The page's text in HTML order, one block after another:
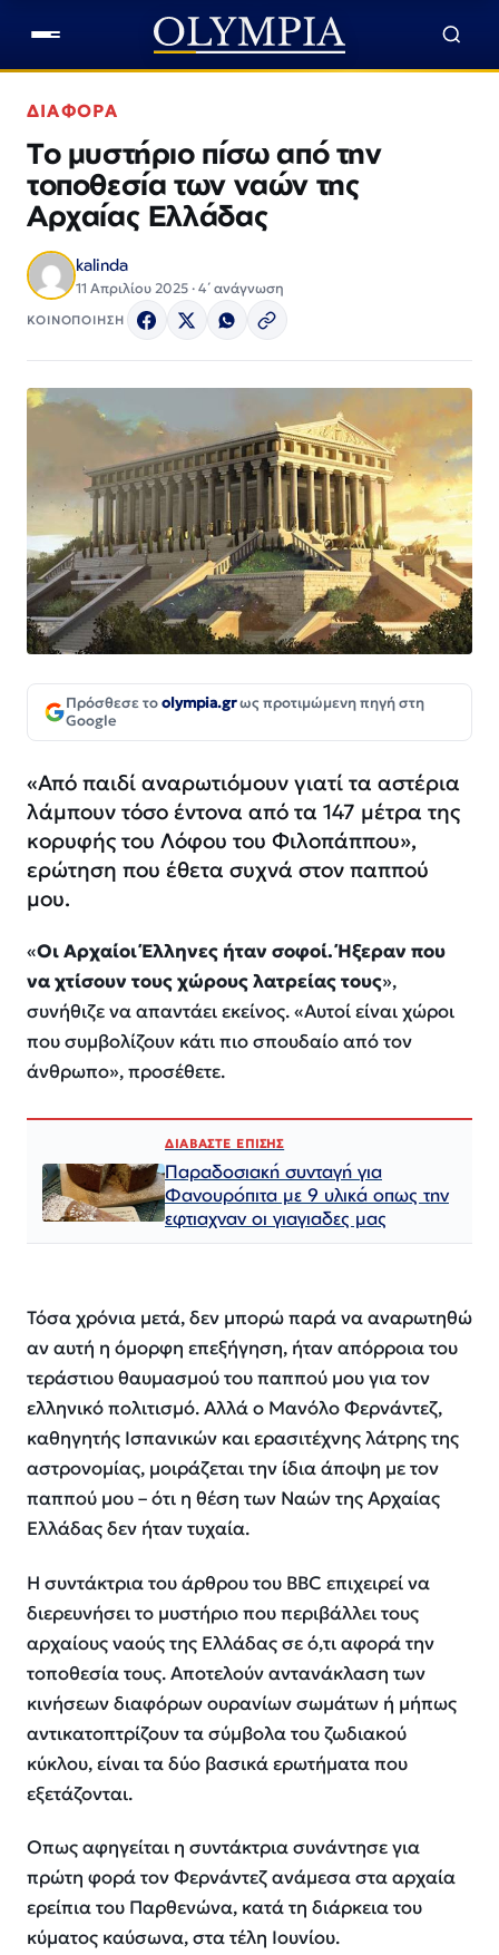
ΔΙΑΦΟΡΑ
Το μυστήριο πίσω από την
τοποθεσία των ναών της
Αρχαίας Ελλάδας
kalinda
11 Απριλίου 2025 · 4΄ ανάγνωση
ΚΟΙΝΟΠΟΙΗΣΗ
Πρόσθεσε τοolympia.grως προτιμώμενη πηγή στη
Google
«Από παιδί αναρωτιόμουν γιατί τα αστέρια
λάμπουν τόσο έντονα από τα 147 μέτρα της
κορυφής του Λόφου του Φιλοπάππου»,
ερώτηση που έθετα συχνά στον παππού
μου.
«Οι Αρχαίοι Έλληνες ήταν σοφοί. Ήξεραν που
να χτίσουν τους χώρους λατρείας τους»,
συνήθιζε να απαντάει εκείνος. «Αυτοί είναι χώροι
που συμβολίζουν κάτι πιο σπουδαίο από τον
άνθρωπο», προσέθετε.
ΔΙΑΒΑΣΤΕ ΕΠΙΣΗΣ
Παραδοσιακή συνταγή για
Φανουρόπιτα με 9 υλικά οπως την
εφτιαχναν οι γιαγιαδες μας
Τόσα χρόνια μετά, δεν μπορώ παρά να αναρωτηθώ
αν αυτή η όμορφη επεξήγηση, ήταν απόρροια του
τεράστιου θαυμασμού του παππού μου για τον
ελληνικό πολιτισμό. Αλλά ο Μανόλο Φερνάντεζ,
καθηγητής Ισπανικών και ερασιτέχνης λάτρης της
αστρονομίας, μοιράζεται την ίδια άποψη με τον
παππού μου – ότι η θέση των Ναών της Αρχαίας
Ελλάδας δεν ήταν τυχαία.
Η συντάκτρια του άρθρου του BBC επιχειρεί να
διερευνήσει το μυστήριο που περιβάλλει τους
αρχαίους ναούς της Ελλάδας σε ό,τι αφορά την
τοποθεσία τους. Αποτελούν αντανάκλαση των
κινήσεων διαφόρων ουρανίων σωμάτων ή μήπως
αντικατοπτρίζουν τα σύμβολα του ζωδιακού
κύκλου, είναι τα δύο βασικά ερωτήματα που
εξετάζονται.
Οπως αφηγείται η συντάκτρια συνάντησε για
πρώτη φορά τον Φερνάντεζ ανάμεσα στα αρχαία
ερείπια του Παρθενώνα, κατά τη διάρκεια του
κύματος καύσωνα, στα τέλη Ιουνίου.